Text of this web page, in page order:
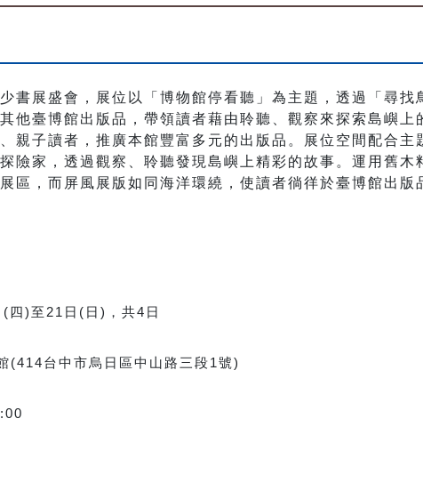
書展盛會，展位以「博物館停看聽」為主題，透過「尋
他臺博館出版品，帶領讀者藉由聆聽、觀察來探索島嶼
親子讀者，推廣本館豐富多元的出版品。展位空間配合
險家，透過觀察、聆聽發現島嶼上精彩的故事。運用舊
區，而屏風展版如同海洋環繞，使讀者徜徉於臺博館出
(四)至 21 日 ( 日 ) ，共4 日
(414台中市烏日區中山路三段1號)